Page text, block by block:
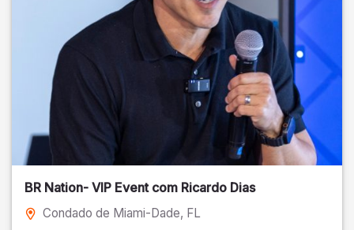
BR Nation- VIP Event com Ricardo Dias
Condado de Miami-Dade, FL